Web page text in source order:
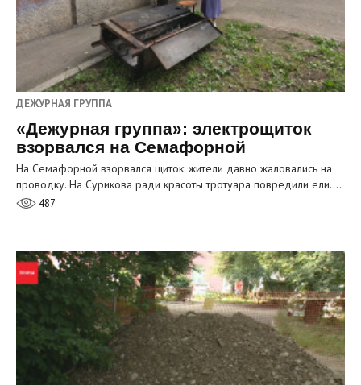
ДЕЖУРНАЯ ГРУППА
«Дежурная группа»: электрощиток
взорвался на Семафорной
На Семафорной взорвался щиток: жители давно жаловались на
проводку. На Сурикова ради красоты тротуара повредили ели.…
487